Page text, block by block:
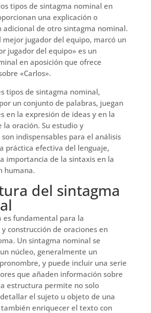
tipos de sintagma nominal en
una explicación o
adicional de otro sintagma nominal.
mejor jugador del equipo, marcó un
jugador del equipo» es un
en aposición que ofrece
«Carlos».
tipos de sintagma nominal,
un conjunto de palabras, juegan
en la expresión de ideas y en la
la oración. Su estudio y
indispensables para el análisis
práctica efectiva del lenguaje,
importancia de la sintaxis en la
humana.
del sintagma
es fundamental para la
construcción de oraciones en
Un sintagma nominal se
núcleo, generalmente un
y puede incluir una serie
que añaden información sobre
estructura permite no solo
el sujeto u objeto de una
enriquecer el texto con